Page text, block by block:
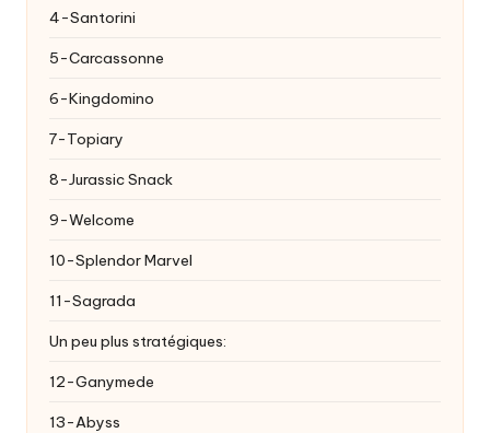
4-Santorini
5-Carcassonne
6-Kingdomino
7-Topiary
8-Jurassic Snack
9-Welcome
10-Splendor Marvel
11-Sagrada
Un peu plus stratégiques:
12-Ganymede
13-Abyss